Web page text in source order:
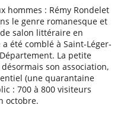
hommes : Rémy Rondelet
le genre romanesque et
salon littéraire en
été comblé à Saint-Léger-
La petite
son association,
(une quarantaine
: 700 à 800 visiteurs
octobre.